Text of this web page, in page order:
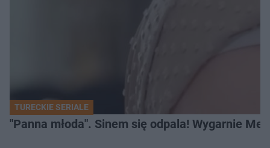
TURECKIE SERIALE
"Panna młoda". Sinem się odpala! Wygarnie